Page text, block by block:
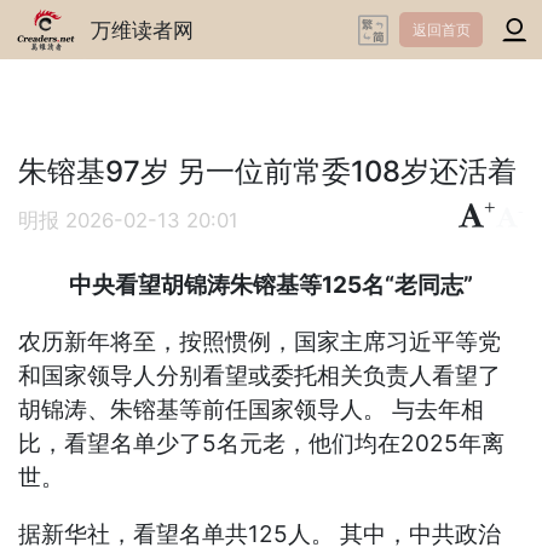
万维读者网 返回首页
朱镕基97岁 另一位前常委108岁还活着
明报 2026-02-13 20:01
+
中央看望胡锦涛朱镕基等125名“老同志”
农历新年将至，按照惯例，国家主席习近平等党
和国家领导人分别看望或委托相关负责人看望了
胡锦涛、朱镕基等前任国家领导人。 与去年相
比，看望名单少了5名元老，他们均在2025年离
世。
据新华社，看望名单共125人。 其中，中共政治